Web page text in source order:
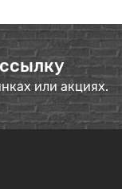
или акциях.